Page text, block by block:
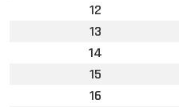
12
13
14
15
16